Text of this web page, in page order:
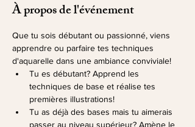
À propos de l'événement
Que tu sois débutant ou passionné, viens
apprendre ou parfaire tes techniques
d'aquarelle dans une ambiance conviviale!
Tu es débutant? Apprend les
techniques de base et réalise tes
premières illustrations!
Tu as déjà des bases mais tu aimerais
passer au niveau supérieur? Amène le